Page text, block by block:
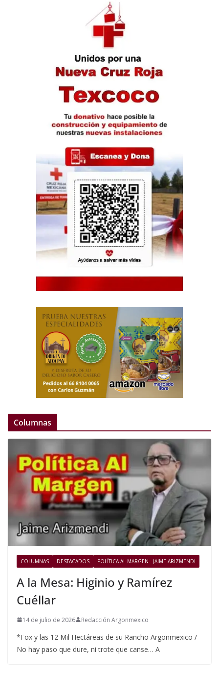
Columnas
COLUMNAS DESTACADOS POLÍTICA AL MARGEN - JAIME ARIZMENDI
A la Mesa: Higinio y Ramírez
Cuéllar
14 de julio de 2026 Redacción Argonmexico
*Fox y las 12 Mil Hectáreas de su Rancho Argonmexico /
No hay paso que dure, ni trote que canse… A